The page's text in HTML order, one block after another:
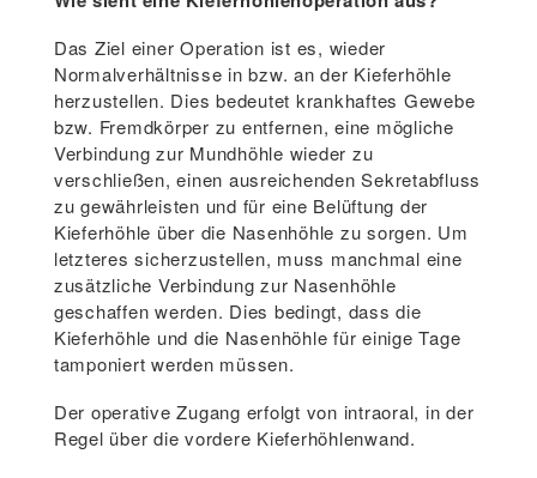
Das Ziel einer Operation ist es, wieder
Normalverhältnisse in bzw. an der Kieferhöhle
herzustellen. Dies bedeutet krankhaftes Gewebe
bzw. Fremdkörper zu entfernen, eine mögliche
Verbindung zur Mundhöhle wieder zu
verschließen, einen ausreichenden Sekretabfluss
zu gewährleisten und für eine Belüftung der
Kieferhöhle über die Nasenhöhle zu sorgen. Um
letzteres sicherzustellen, muss manchmal eine
zusätzliche Verbindung zur Nasenhöhle
geschaffen werden. Dies bedingt, dass die
Kieferhöhle und die Nasenhöhle für einige Tage
tamponiert werden müssen.
Der operative Zugang erfolgt von intraoral, in der
Regel über die vordere Kieferhöhlenwand.